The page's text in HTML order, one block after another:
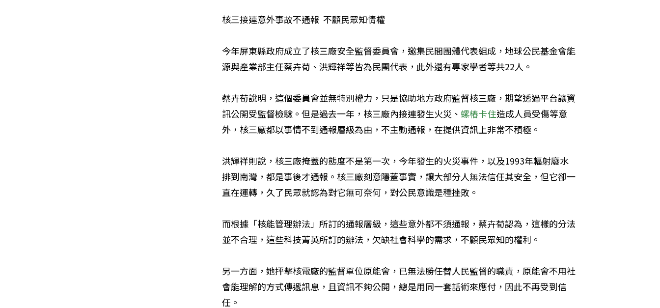
核三接連意外事故不通報  不顧民眾知情權
今年屏東縣政府成立了核三廠安全監督委員會，邀集民間團體代表組成，地球公民基金會能
源與產業部主任蔡卉荀、洪輝祥等皆為民團代表，此外還有專家學者等共22人。
蔡卉荀說明，這個委員會並無特別權力，只是協助地方政府監督核三廠，期望透過平台讓資
訊公開受監督檢驗。但是過去一年，核三廠內接連發生火災、 螺樁卡住造成人員受傷等意
外，核三廠都以事情不到通報層級為由，不主動通報，在提供資訊上非常不積極。
洪輝祥則說，核三廠掩蓋的態度不是第一次，今年發生的火災事件，以及1993年輻射廢水
排到南灣，都是事後才通報。核三廠刻意隱蓋事實，讓大部分人無法信任其安全，但它卻一
直在運轉，久了民眾就認為對它無可奈何，對公民意識是種挫敗。
而根據「核能管理辦法」所訂的通報層級，這些意外都不須通報，蔡卉荀認為，這樣的分法
並不合理，這些科技菁英所訂的辦法，欠缺社會科學的需求，不顧民眾知的權利。
另一方面，她抨擊核電廠的監督單位原能會，已無法勝任替人民監督的職責，原能會不用社
會能理解的方式傳遞訊息，且資訊不夠公開，總是用同一套話術來應付，因此不再受到信
任。